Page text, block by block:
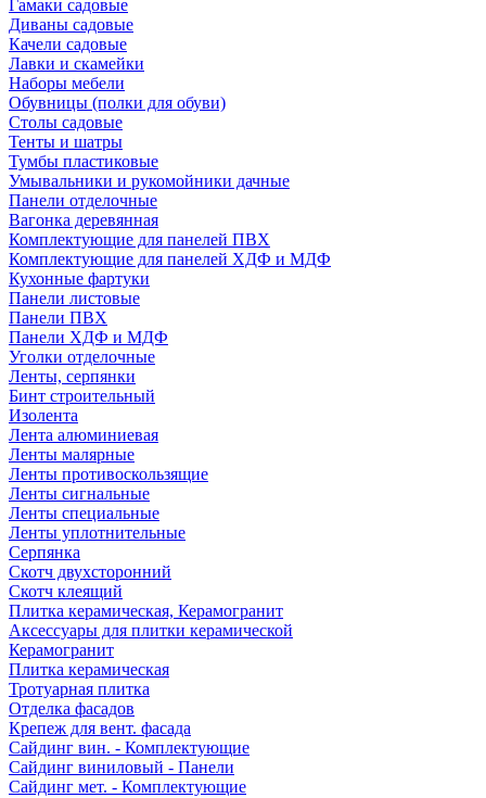
Гамаки садовые
Диваны садовые
Качели садовые
Лавки и скамейки
Наборы мебели
Обувницы (полки для обуви)
Столы садовые
Тенты и шатры
Тумбы пластиковые
Умывальники и рукомойники дачные
Панели отделочные
Вагонка деревянная
Комплектующие для панелей ПВХ
Комплектующие для панелей ХДФ и МДФ
Кухонные фартуки
Панели листовые
Панели ПВХ
Панели ХДФ и МДФ
Уголки отделочные
Ленты, серпянки
Бинт строительный
Изолента
Лента алюминиевая
Ленты малярные
Ленты противоскользящие
Ленты сигнальные
Ленты специальные
Ленты уплотнительные
Серпянка
Скотч двухсторонний
Скотч клеящий
Плитка керамическая, Керамогранит
Аксессуары для плитки керамической
Керамогранит
Плитка керамическая
Тротуарная плитка
Отделка фасадов
Крепеж для вент. фасада
Сайдинг вин. - Комплектующие
Сайдинг виниловый - Панели
Сайдинг мет. - Комплектующие